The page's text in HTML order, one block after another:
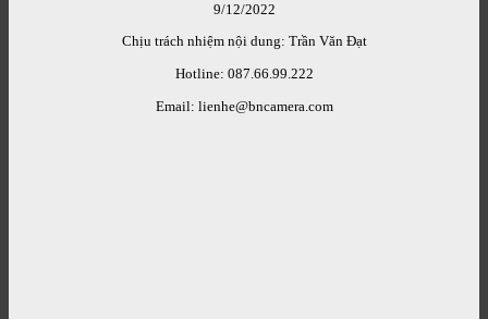
9/12/2022
Chịu trách nhiệm nội dung: Trần Văn Đạt
Hotline: 087.66.99.222
Email: lienhe@bncamera.com